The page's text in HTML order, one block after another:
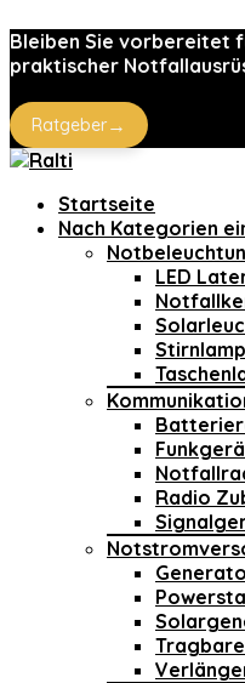
Bleiben Sie vorbereitet
praktischer
Ratgeber→
Startseite
Nach Kategorien
LED
Radio